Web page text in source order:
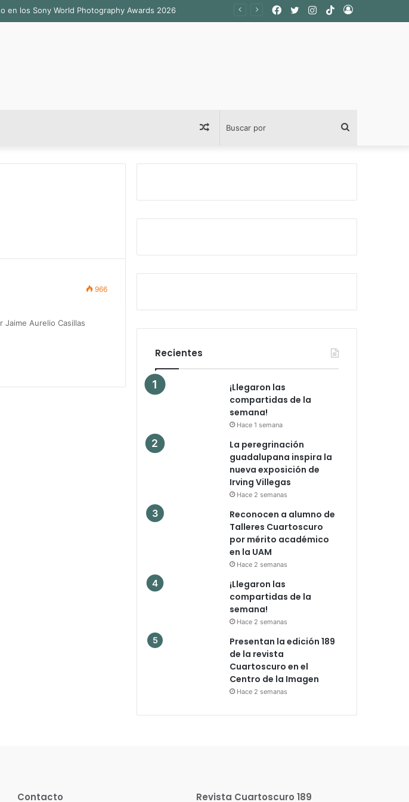
en los Sony World Photography Awards 2026 Acceso
TikTok
Instagram
Twitter
Facebook
por
Publicación
al
azar
966
Jaime Aurelio Casillas
Recientes
¡Llegaron las
compartidas de la
semana!
Hace 1 semana
La peregrinación
guadalupana inspira la
nueva exposición de
Irving Villegas
Hace 2 semanas
Reconocen a alumno de
Talleres Cuartoscuro
por mérito académico
en la UAM
Hace 2 semanas
¡Llegaron las
compartidas de la
semana!
Hace 2 semanas
Presentan la edición 189
de la revista
Cuartoscuro en el
Centro de la Imagen
Hace 2 semanas
Contacto Revista Cuartoscuro 189